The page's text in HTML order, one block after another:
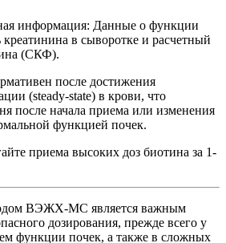
информация: Данные о функции
в сыворотке и расчетный
(СКФ).
после достижения
(steady-state) в крови, что
после начала приема или изменения
функцией почек.
приема высоких доз биотина за 1-
ВЭЖХ-МС является важным
дозирования, прежде всего у
функции почек, а также в сложных